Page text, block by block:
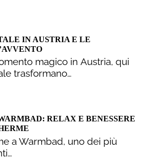
IN AUSTRIA E LE
magico in Austria, qui
trasformano…
RELAX E BENESSERE
a Warmbad, uno dei più